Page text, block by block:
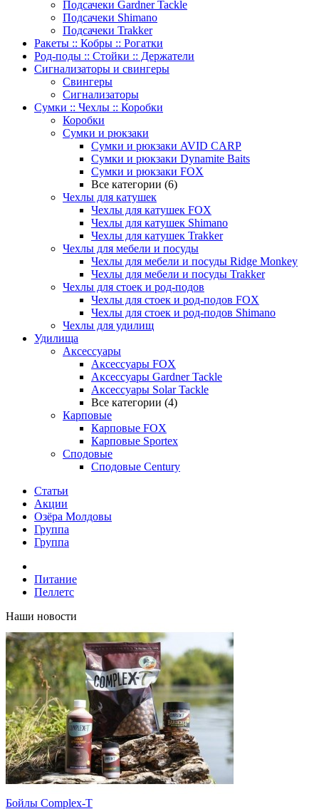
Подсачеки Gardner Tackle
Подсачеки Shimano
Подсачеки Trakker
Ракеты :: Кобры :: Рогатки
Род-поды :: Стойки :: Держатели
Сигнализаторы и свингеры
Свингеры
Сигнализаторы
Сумки :: Чехлы :: Коробки
Коробки
Сумки и рюкзаки
Сумки и рюкзаки AVID CARP
Сумки и рюкзаки Dynamite Baits
Сумки и рюкзаки FOX
Все категории (6)
Чехлы для катушек
Чехлы для катушек FOX
Чехлы для катушек Shimano
Чехлы для катушек Trakker
Чехлы для мебели и посуды
Чехлы для мебели и посуды Ridge Monkey
Чехлы для мебели и посуды Trakker
Чехлы для стоек и род-подов
Чехлы для стоек и род-подов FOX
Чехлы для стоек и род-подов Shimano
Чехлы для удилищ
Удилища
Аксессуары
Аксессуары FOX
Аксессуары Gardner Tackle
Аксессуары Solar Tackle
Все категории (4)
Карповые
Карповые FOX
Карповые Sportex
Сподовые
Сподовые Century
Статьи
Акции
Озёра Молдовы
Группа
Группа
Питание
Пеллетс
Наши новости
Бойлы Complex-T